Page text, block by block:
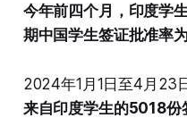
今年前四个月，印度学
期中国学生签证批准率
2024年1月1日至4月23
来自印度学生的5018